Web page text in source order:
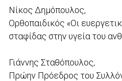
Νίκος Δημόπουλος,
Ορθοπαιδικός «Οι
σταφίδας στην υγεία του
Γιάννης Σταθόπουλος,
Πρώην Πρόεδρος του